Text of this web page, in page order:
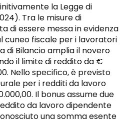
la Legge di
Tra le misure di
di essere messa in evidenza
cuneo fiscale per i lavoratori
di Bilancio amplia il novero
il limite di reddito da €
Nello specifico, è previsto
per i redditi da lavoro
Il bonus assume due
da lavoro dipendente
una somma esente